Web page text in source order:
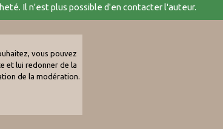
Il n'est plus possible d'en contacter l'auteur.
vous pouvez
et lui redonner de la
de la modération.